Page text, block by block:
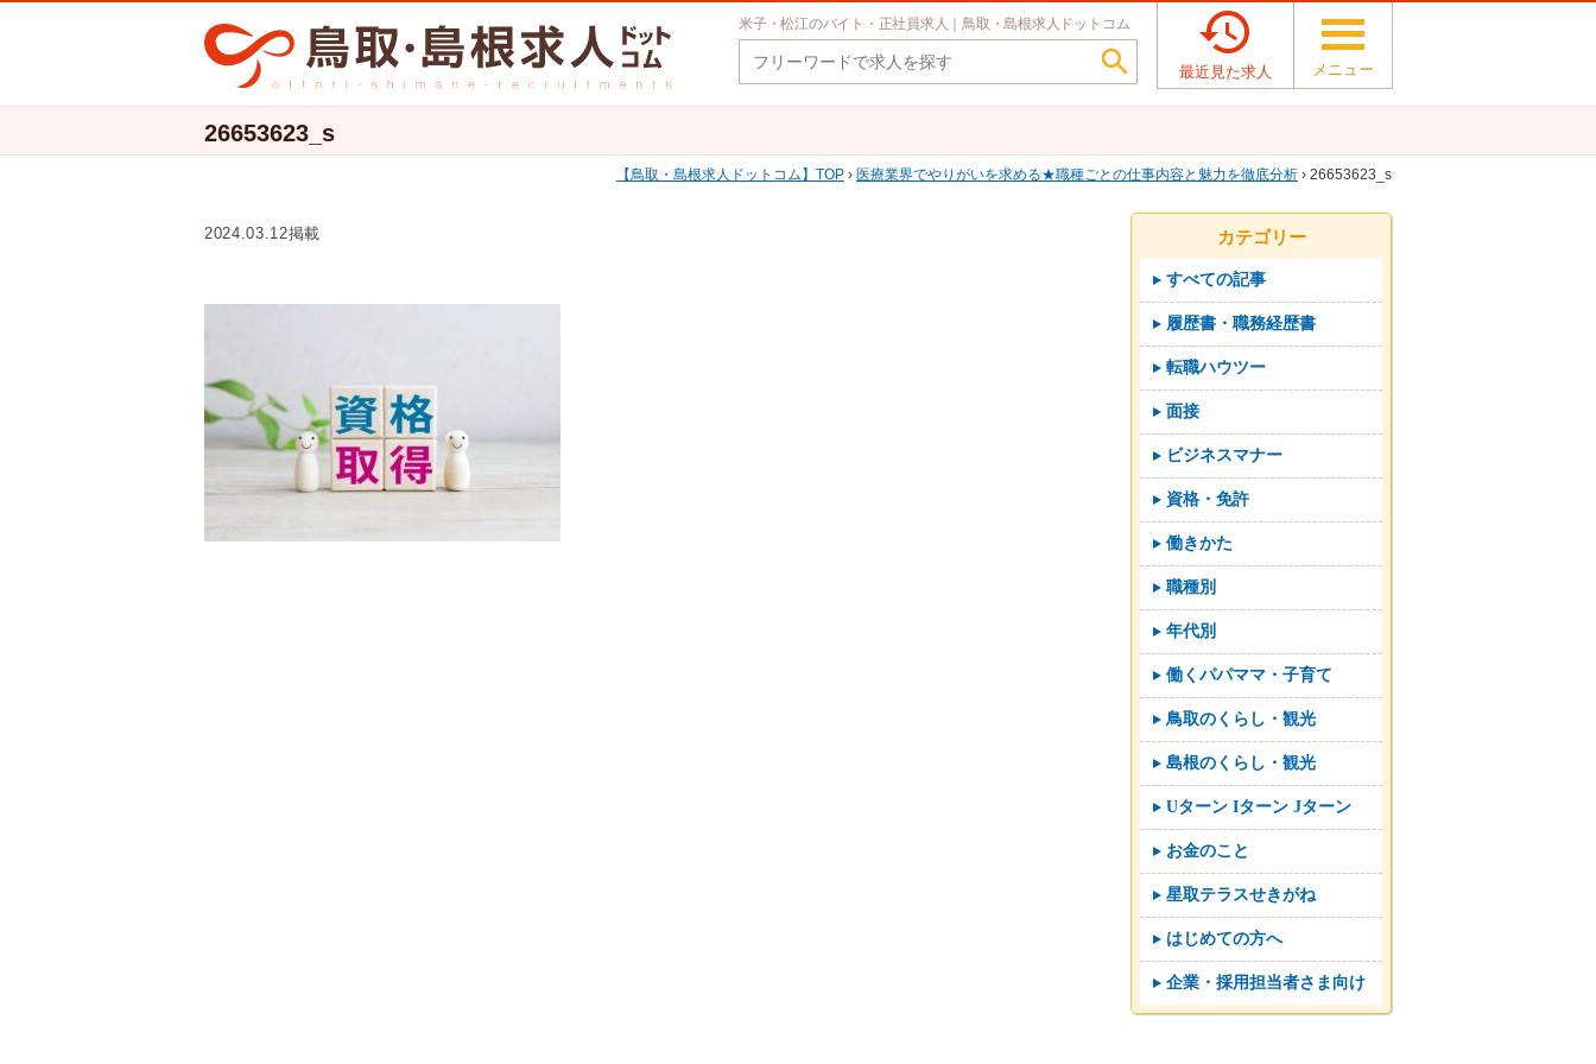
米子・松江のバイト・正社員求人｜鳥取・島根求人ドットコム


最近見た求人 メニュー
26653623_s
鳥取・島根求人ドットコム TOP › 医療業界でやりがいを求める★職種ごとの仕事内容と魅力を徹底分析 › 26653623_s
2024.03.12掲載 カテゴリー
すべての記事
履歴書・職務経歴書
転職ハウツー
面接
ビジネスマナー
資格・免許
働きかた
職種別
年代別
働くパパママ・子育て
鳥取のくらし・観光
島根のくらし・観光
Uターン Iターン Jターン
お金のこと
星取テラスせきがね
はじめての方へ
企業・採用担当者さま向け